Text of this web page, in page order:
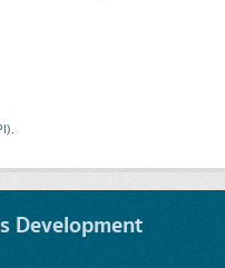
).
Development